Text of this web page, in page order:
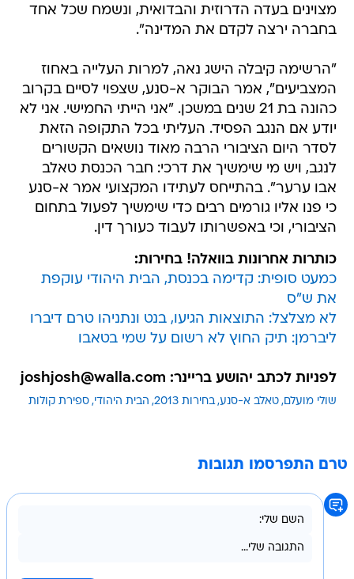
מצוינים בעדה הדרוזית והבדואית, ונשמח שכל אחד
בחברה ירצה לקדם את המדינה".
"הרשימה קיבלה הישג נאה, למרות העלייה באחוז
המצביעים", אמר הבוקר א-סנע, שצפוי לסיים בקרוב
כהונה בת 21 שנים במשכן. "אני הייתי החמישי. אני לא
יודע אם הנגב הפסיד. העליתי בכל התקופה הזאת
לסדר היום הציבורי הרבה מאוד נושאים הקשורים
לנגב, ויש מי שימשיך את דרכי: חבר הכנסת טאלב
אבו ערער". בהתייחס לעתידו המקצועי אמר א-סנע
כי פנו אליו גורמים רבים כדי שימשיך לפעול בתחום
הציבורי, וכי באפשרותו לעבוד כעורך דין.
כותרות אחרונות בוואלה! בחירות:
כמעט סופית: קדימה בכנסת, הבית היהודי עוקפת
את ש"ס
לא מצלצל: התוצאות הגיעו, בנט ונתניהו טרם דיברו
ליברמן: תיק החוץ לא רשום על שמי בטאבו
לפניות לכתב יהושע בריינר: joshjosh@walla.com
שולי מועלם טאלב א-סנע בחירות 2013 הבית היהודי ספירת קולות
טרם התפרסמו תגובות